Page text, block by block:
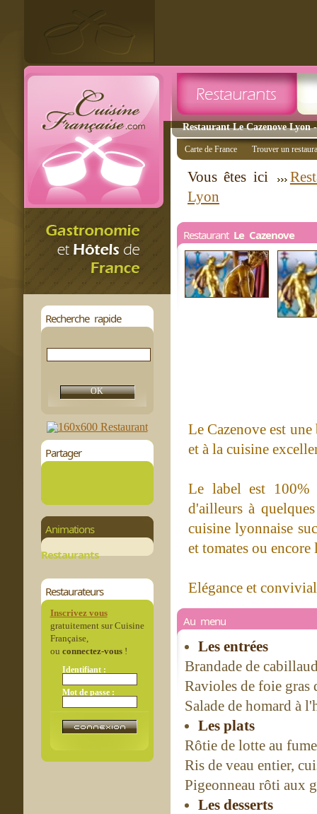
Restaurant Le Cazenove Lyon
Recherche rapide
Partager
Animations
Restaurants
Restaurateurs
Inscrivez vous
gratuitement sur Cuisine
Française,
ou connectez-vous!
Identifiant :
Mot de passe :
Carte de France Trouver un
Vous êtes ici
Lyon
Restaurant Le Cazenove
Le Cazenove est
et à la cuisine
Le label est 100%
d'ailleurs à
cuisine lyonnaise
et tomates ou
Elégance et
Au menu
Les entrées
Brandade de
Ravioles de foie gras
Salade de homard à
Les plats
Rôtie de lotte au
Ris de veau entier,
Pigeonneau rôti aux
Les desserts